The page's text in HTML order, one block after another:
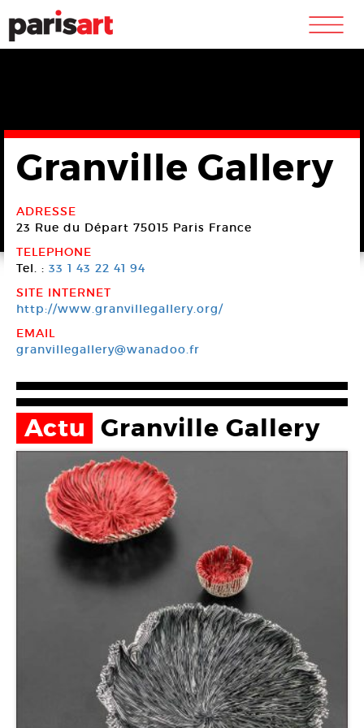
m
Granville Gallery
ADRESSE
23 Rue du Départ 75015 Paris France
TELEPHONE
Tel. : 33 1 43 22 41 94
SITE INTERNET
http://www.granvillegallery.org/
EMAIL
granvillegallery@wanadoo.fr
Actu Granville Gallery